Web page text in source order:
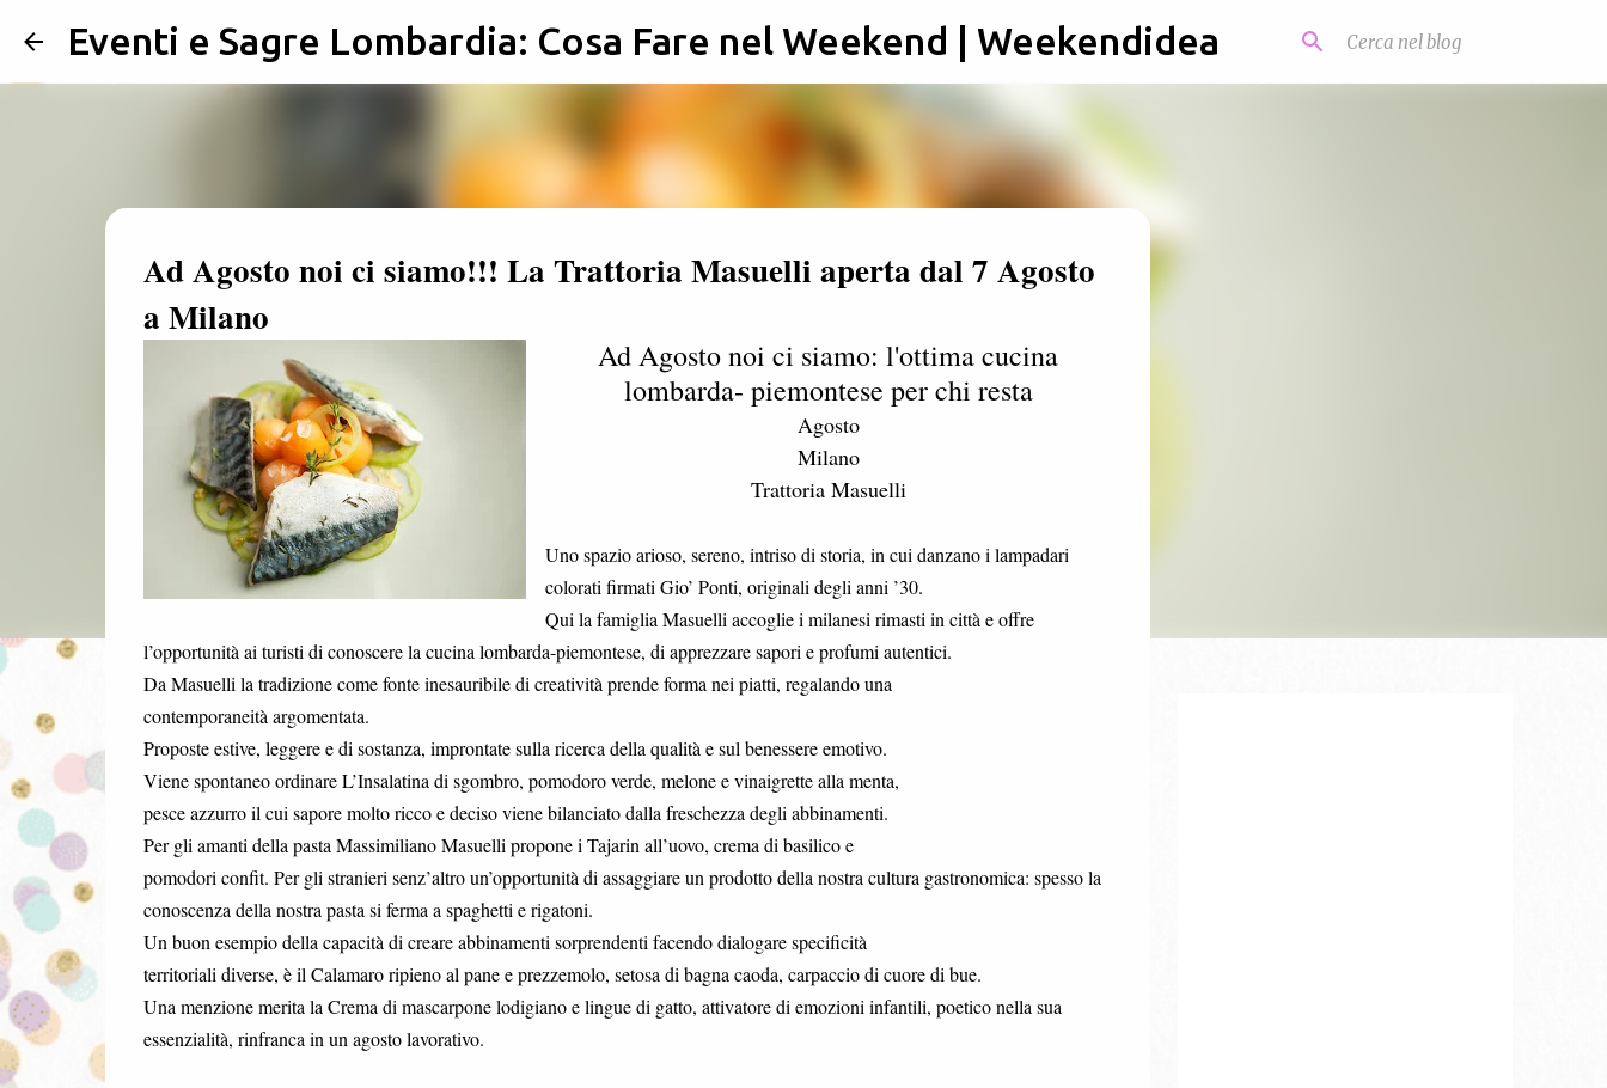
Passa ai contenuti principali
Eventi e Sagre Lombardia: Cosa Fare nel Weekend | Weekendidea
Ad Agosto noi ci siamo!!! La Trattoria Masuelli aperta dal 7 Agosto
a Milano
Ad Agosto noi ci siamo: l'ottima cucina
lombarda- piemontese per chi resta
Agosto
Milano
Trattoria Masuelli
Uno spazio arioso, sereno, intriso di storia, in cui danzano i lampadari
colorati firmati Gio’ Ponti, originali degli anni ’30.
Qui la famiglia Masuelli accoglie i milanesi rimasti in città e offre
l’opportunità ai turisti di conoscere la cucina lombarda-piemontese, di apprezzare sapori e profumi autentici.
Da Masuelli la tradizione come fonte inesauribile di creatività prende forma nei piatti, regalando una
contemporaneità argomentata.
Proposte estive, leggere e di sostanza, improntate sulla ricerca della qualità e sul benessere emotivo.
Viene spontaneo ordinare L’Insalatina di sgombro, pomodoro verde, melone e vinaigrette alla menta,
pesce azzurro il cui sapore molto ricco e deciso viene bilanciato dalla freschezza degli abbinamenti.
Per gli amanti della pasta Massimiliano Masuelli propone i Tajarin all’uovo, crema di basilico e
pomodori confit. Per gli stranieri senz’altro un’opportunità di assaggiare un prodotto della nostra cultura gastronomica: spesso la
conoscenza della nostra pasta si ferma a spaghetti e rigatoni.
Un buon esempio della capacità di creare abbinamenti sorprendenti facendo dialogare specificità
territoriali diverse, è il Calamaro ripieno al pane e prezzemolo, setosa di bagna caoda, carpaccio di cuore di bue.
Una menzione merita la Crema di mascarpone lodigiano e lingue di gatto, attivatore di emozioni infantili, poetico nella sua
essenzialità, rinfranca in un agosto lavorativo.